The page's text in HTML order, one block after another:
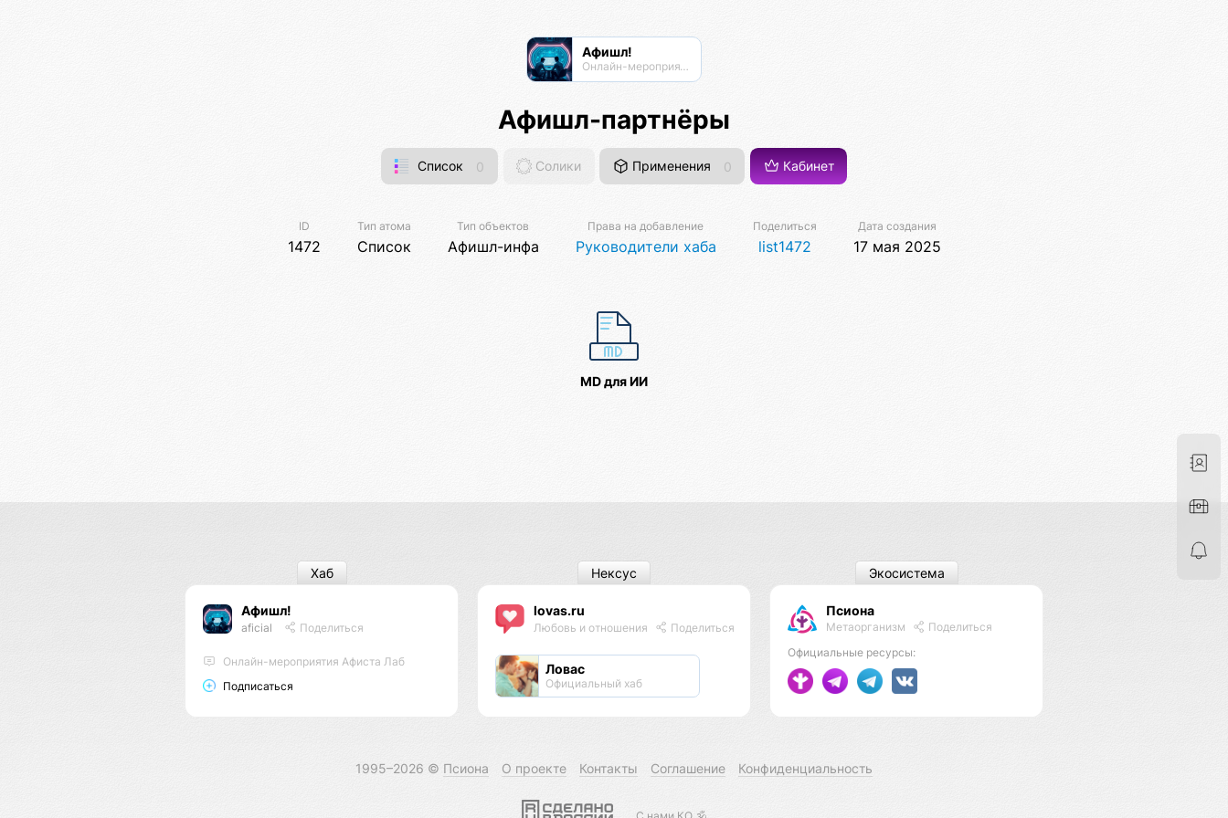
Афишл!
Онлайн-мероприятия Афиста Лаб
Афишл-партнёры
Список 0 Солики Применения 0 Кабинет
ID
1472
Тип атома
Список
Тип объектов
Афишл-инфа
Права на добавление
Руководители хаба
Поделиться
list1472
Дата создания
17 мая 2025
MD для ИИ
Афишл!
aficial Поделиться
Онлайн-мероприятия Афиста Лаб
Подписаться
Хаб
lovas.ru
Любовь и отношения Поделиться
Ловас
Официальный хаб
Нексус
Псиона
Метаорганизм
Поделиться
Официальные ресурсы:
Экосистема
1995–2026 © Псиона О проекте Контакты Соглашение Конфиденциальность